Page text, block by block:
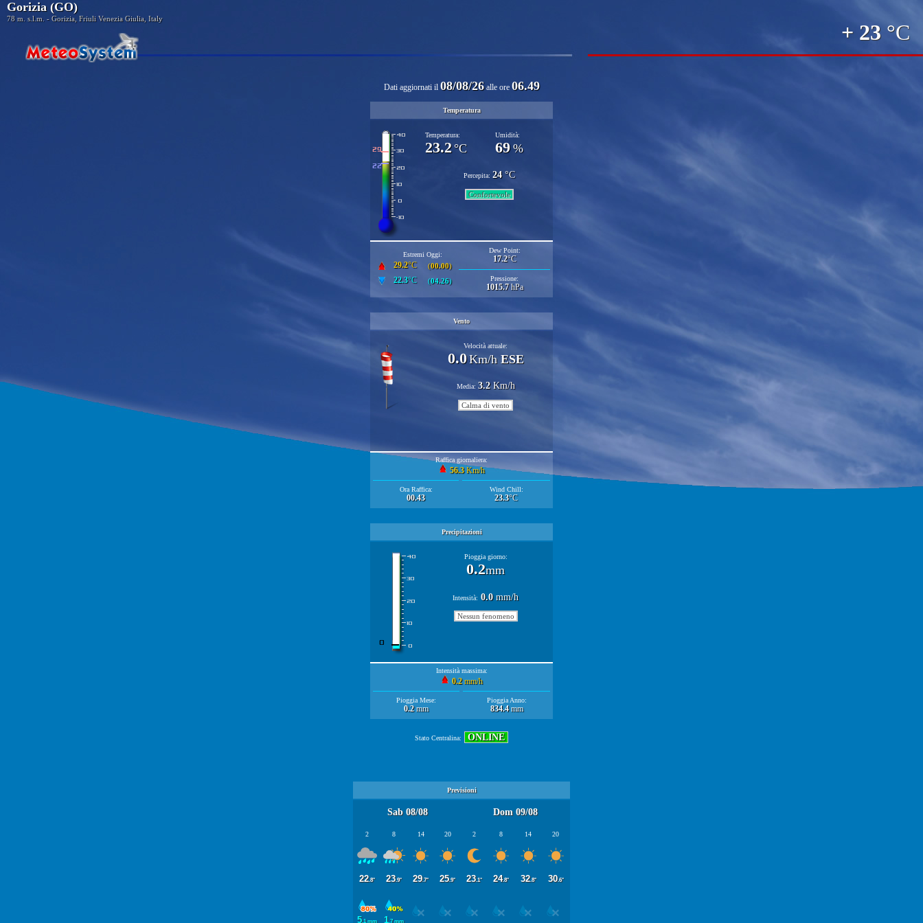
Gorizia (GO)
78 m. s.l.m. - Gorizia, Friuli Venezia Giulia, Italy
Dati aggiornati il 08/08/26alle ore 06.49
Temperatura
Temperatura:
23.2°C
Umidità:
69 %
Percepita: 24 °C
Confortevole
Estremi Oggi:
29.2°C (00.00)
22.3°C (04.26)
Dew Point:
17.2°C
Pressione:
1015.7 hPa
Vento
Velocità attuale:
0.0Km/h ESE
Media: 3.2 Km/h
Calma di vento
Raffica giornaliera:
56.3Km/h
Ora Raffica:
00.43
Wind Chill:
23.3°C
Precipitazioni
Pioggia giorno:
0.2mm
Intensità: 0.0 mm/h
Nessun fenomeno
Intensità massima:
0.2mm/h
Pioggia Mese:
0.2 mm
Pioggia Anno:
834.4 mm
Stato Centralina: ONLINE
+ 23 °C
Previsioni
Sab 08/08 Dom 09/08
2 8 14 20 2 8 14 20
22.8° 23.9° 29.7° 25.9° 23.1° 24.8° 32.8° 30.6°
5.1 mm 1.7 mm